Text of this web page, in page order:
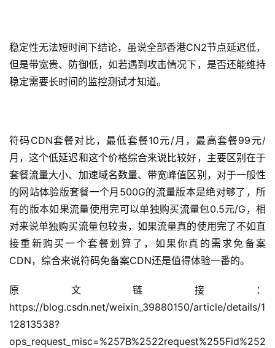
稳定性无法短时间下结论，虽说全部香港CN2节点延迟低，
但是带宽贵、防御低，如若遇到攻击情况下，是否还能维持
稳定需要长时间的监控测试才知道。
符码CDN套餐对比，最低套餐10元/月，最高套餐99元/
月，这个低延迟和这个价格综合来说比较好，主要区别在于
套餐流量大小、加速域名数量、带宽峰值区别，对于一般性
的网站体验版套餐一个月500G的流量版本是绝对够了，所
有的版本如果流量使用完可以单独购买流量包0.5元/G，相
对来说单独购买流量包较贵，如果流量真的使用完了不如直
接重新购买一个套餐划算了，如果你真的需求免备案
CDN，综合来说符码免备案CDN还是值得体验一番的。
原文链接：
https://blog.csdn.net/weixin_39880150/article/details/1
12813538?
ops_request_misc=%257B%2522request%255Fid%252